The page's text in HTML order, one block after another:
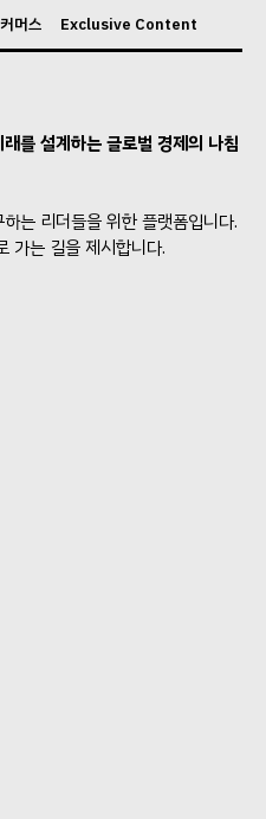
머스 Exclusive Content
설계하는 글로벌 경제의 나침
는 리더들을 위한 플랫폼입니다.
가는 길을 제시합니다.